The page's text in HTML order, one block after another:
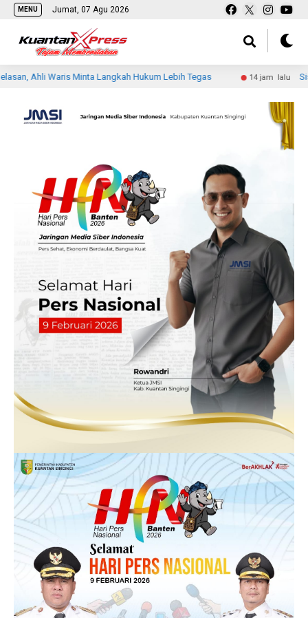
MENU Jumat, 07 Agu 2026
Minta Langkah Hukum Lebih Tegas 14 jam lalu Siswa MTsN